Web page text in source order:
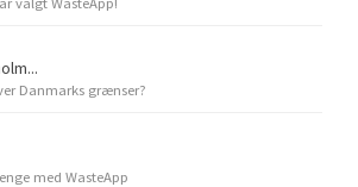
Danmarks grænser?
med WasteApp